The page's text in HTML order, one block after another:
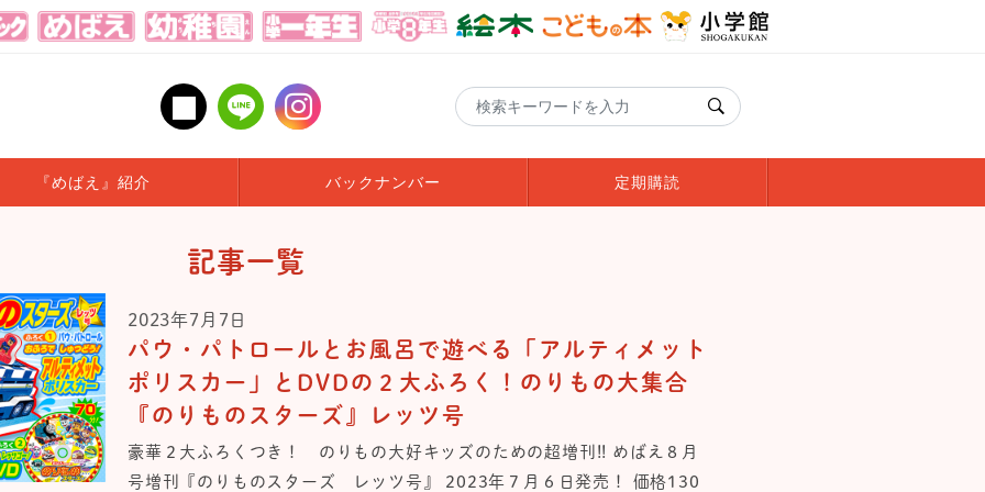
『めばえ』紹介 バックナンバー 定期購読
記事一覧
2023年7月7日
パウ・パトロールとお風呂で遊べる「アルティメット
ポリスカー」とDVDの２大ふろく！のりもの大集合
『のりものスターズ』レッツ号
豪華２大ふろくつき！ のりもの大好キッズのための超増刊!! めばえ８月
号増刊『のりものスターズ レッツ号』 2023年７月６日発売！ 価格130